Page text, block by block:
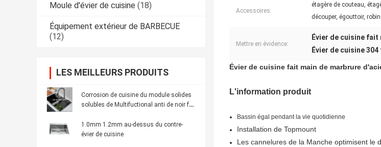
Moule d'évier de cuisine (18)
Équipement extérieur de BARBECUE
(12)
LES MEILLEURS PRODUITS
Corrosion de cuisine du module solides
solubles de Multifuctional anti de noir fait
1.0mm 1.2mm au-dessus du contre-
évier de cuisine
Accessoires:
étagère de couteau,
découper, égouttoir,
Mettre en évidence:
Évier de cuisine fait
Évier de cuisine
Évier de cuisine fait main de marbrure
L'information produit
Bassin égal pendant la vie quotidienne
Installation de Topmount
Les cannelures de la Manche optimisent le